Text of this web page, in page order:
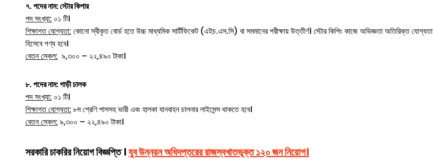
৭.পদের নাম: স্টোর কিপার
পদ সংখ্যা: ০১ টি।
শিক্ষাগত যোগ্যতা: কোনো স্বীকৃত বোর্ড হতে উচ্চ মাধ্যমিক সার্টিফিকেট (এইচ.এস.সি) বা সমমানের পরীক্ষায় উত্তীর্ণ। স্টোর কিপিং কাজে অভিজ্ঞতা অতিরিক্ত যোগ্যতা
হিসেবে গণ্য হবে।
বেতন স্কেল: ৯,৩০০ – ২২,৪৯০ টাকা।
৮.পদের নাম: গাড়ী চালক
পদ সংখ্যা: ০১ টি।
শিক্ষাগত যোগ্যতা: ৮ম শ্রেণি পাসসহ ভারী এবং হালকা যানবাহন চালনার লাইসেন্স থাকতে হবে।
বেতন স্কেল: ৯,৩০০ – ২২,৪৯০ টাকা।
সরকারি চাকরির নিয়োগ বিজ্ঞপ্তি ।যুব উন্নয়ন অধিদপ্তরের রাজস্বখাতভূক্ত ১২০ জন নিয়োগ।